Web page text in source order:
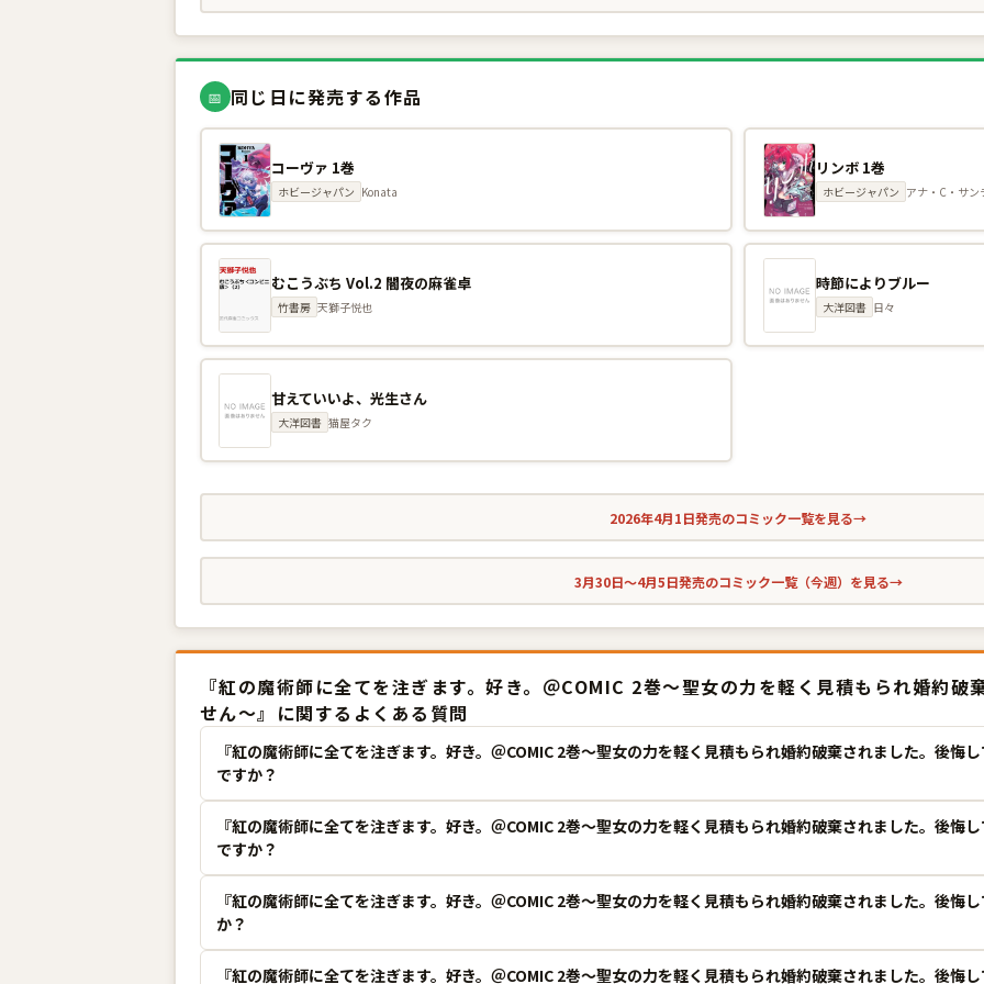
📅 同じ日に発売する作品
コーヴァ 1巻
ホビージャパン Konata
リンボ 1巻
ホビージャパン アナ・C・サン
むこうぶち Vol.2 闇夜の麻雀卓
竹書房 天獅子悦也
時節によりブルー
大洋図書 日々
甘えていいよ、光生さん
大洋図書 猫屋タク
2026年4月1日発売のコミック一覧を見る→
3月30日〜4月5日発売のコミック一覧（今週）を見る→
『紅の魔術師に全てを注ぎます。好き。＠COMIC 2巻〜聖女の力を軽く見積もられ婚約破
せん〜』に関するよくある質問
『紅の魔術師に全てを注ぎます。好き。＠COMIC 2巻〜聖女の力を軽く見積もられ婚約破棄されました。後悔
ですか？
『紅の魔術師に全てを注ぎます。好き。＠COMIC 2巻〜聖女の力を軽く見積もられ婚約破棄されました。後悔
ですか？
『紅の魔術師に全てを注ぎます。好き。＠COMIC 2巻〜聖女の力を軽く見積もられ婚約破棄されました。後悔
か？
『紅の魔術師に全てを注ぎます。好き。＠COMIC 2巻〜聖女の力を軽く見積もられ婚約破棄されました。後悔